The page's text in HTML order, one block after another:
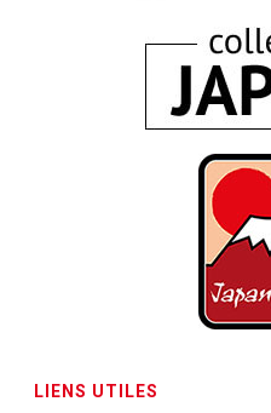
LIENS UTILES